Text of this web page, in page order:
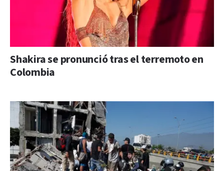
Shakira se pronunció tras el terremoto en
Colombia